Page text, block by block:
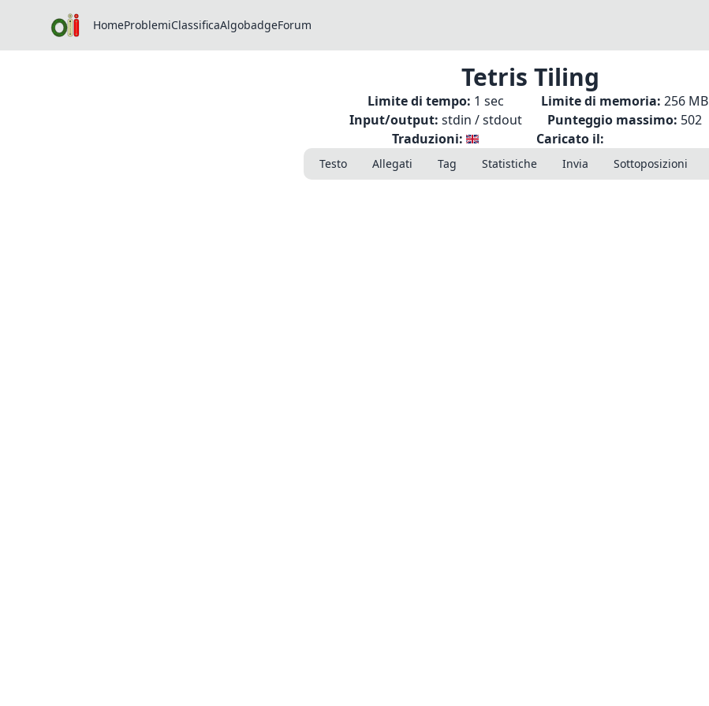
HomeProblemiClassificaAlgobadgeForum
Tetris Tiling
Limite di tempo: 1 sec Limite di memoria: 256 MB
Input/output: stdin / stdout Punteggio massimo: 502
Traduzioni:
Caricato il:
Testo Allegati Tag Statistiche Invia Sottoposizioni